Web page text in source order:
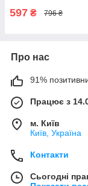
597 ₴ 796 ₴
Про нас
91%
Працює з
м. Київ
Київ, Україна
Контакти
Сьогодні